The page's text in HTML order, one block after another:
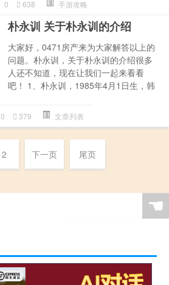
0 638 手游攻略
朴永训 关于朴永训的介绍
大家好，0471房产来为大家解答以上的
问题。朴永训，关于朴永训的介绍很多
人还不知道，现在让我们一起来看看
吧！ 1、朴永训，1985年4月1日生，韩
0 379 文章列表
2 下一页 尾页
☚